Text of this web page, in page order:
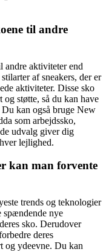
til andre
andre aktiviteter end
af sneakers, der er
aktiviteter. Disse sko
støtte, så du kan have
kan også bruge New
som arbejdssko,
udvalg giver dig
lejlighed.
kan man forvente
trends og teknologier
spændende nye
sko. Derudover
deres
og ydeevne. Du kan